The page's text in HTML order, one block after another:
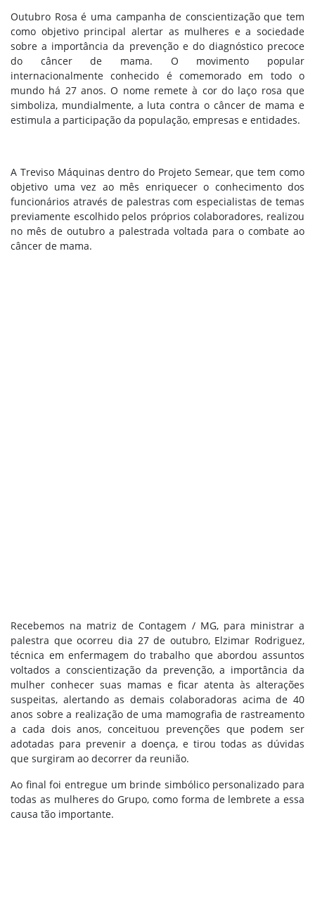
Outubro Rosa é uma campanha de conscientização que tem
como objetivo principal alertar as mulheres e a sociedade
sobre a importância da prevenção e do diagnóstico precoce
do câncer de mama. O movimento popular
internacionalmente conhecido é comemorado em todo o
mundo há 27 anos. O nome remete à cor do laço rosa que
simboliza, mundialmente, a luta contra o câncer de mama e
estimula a participação da população, empresas e entidades.
A Treviso Máquinas dentro do Projeto Semear, que tem como
objetivo uma vez ao mês enriquecer o conhecimento dos
funcionários através de palestras com especialistas de temas
previamente escolhido pelos próprios colaboradores, realizou
no mês de outubro a palestrada voltada para o combate ao
câncer de mama.
Recebemos na matriz de Contagem / MG, para ministrar a
palestra que ocorreu dia 27 de outubro, Elzimar Rodriguez,
técnica em enfermagem do trabalho que abordou assuntos
voltados a conscientização da prevenção, a importância da
mulher conhecer suas mamas e ficar atenta às alterações
suspeitas, alertando as demais colaboradoras acima de 40
anos sobre a realização de uma mamografia de rastreamento
a cada dois anos, conceituou prevenções que podem ser
adotadas para prevenir a doença, e tirou todas as dúvidas
que surgiram ao decorrer da reunião.
Ao final foi entregue um brinde simbólico personalizado para
todas as mulheres do Grupo, como forma de lembrete a essa
causa tão importante.